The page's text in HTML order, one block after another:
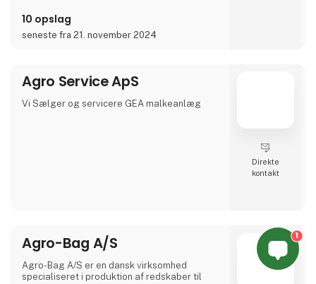
vores teknologi over de traditionelle
ChainSys- og avancerede AirSys-systemer,
der sikrer, at hvert dyr får den optimale
10 opslag
seneste fra 21. november 2024
Agro Service ApS
Vi Sælger og servicere GEA malkeanlæg
Direkte
kontakt
Agro-Bag A/S
Agro-Bag A/S er en dansk virksomhed
specialiseret i produktion af redskaber til
1